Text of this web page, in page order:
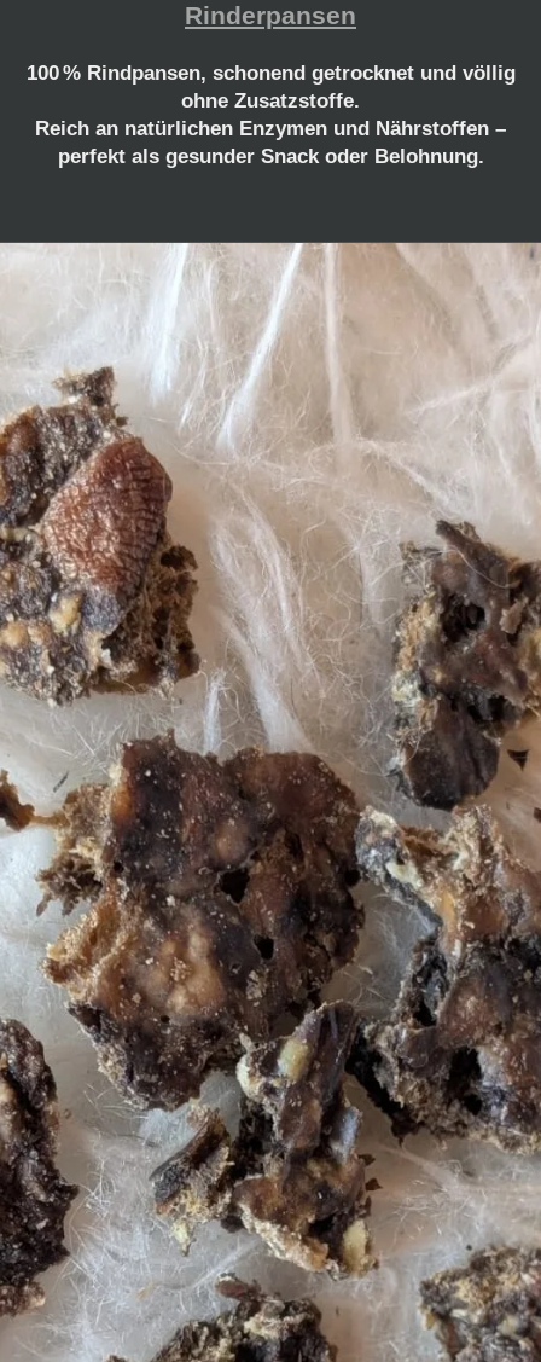
Rinderpansen
100 % Rindpansen, schonend getrocknet und völlig
ohne Zusatzstoffe.
Reich an natürlichen Enzymen und Nährstoffen –
perfekt als gesunder Snack oder Belohnung.